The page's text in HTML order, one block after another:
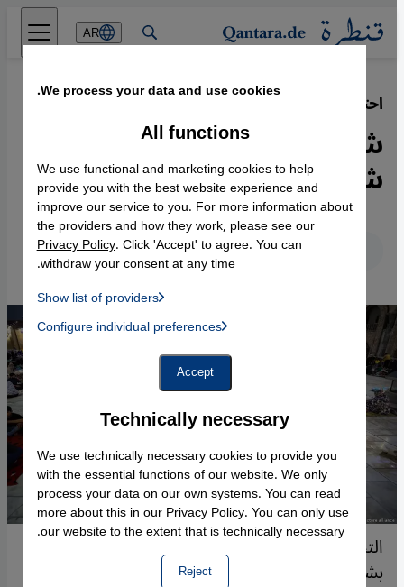
Direkt zum Inhalt springen
AR
احتفاء غير المسلمين برمضان·
26.03.2024
شهر الصيام الإسلامي يزداد
شعبية في الغرب أيضا
English عربي
التجمع حول مائدة الإفطار من أبرز مظاهر الاحتفال
بشهر رمضان في العراق (أرشيف: إفطار جماعي في
We process your data and use cookies.
Technically necessary
We use technically necessary cookies to provide you
with the essential functions of our website. We only
process your data on our own systems. You can read
more about this in ourPrivacy Policy. You can only use
our website to the extent that is technically necessary.
Reject
All functions
We use functional and marketing cookies to help
provide you with the best website experience and
improve our service to you. For more information about
the providers and how they work, please see our
Privacy Policy. Click 'Accept' to agree. You can
withdraw your consent at any time.
Show list of providers
Instagram Embed, Twitter Embed, Youtube Embed
Facebook Embed / Facebook Connect
Google Maps Embed
Configure individual preferences
Accept